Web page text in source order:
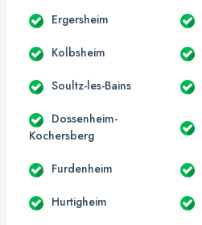
Ergersheim
Kolbsheim
Soultz-les-Bains
Dossenheim-
Kochersberg
Furdenheim
Hurtigheim